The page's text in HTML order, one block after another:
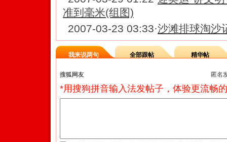
准到毫米(组图)
2007-03-23 03:33·沙滩排球淘沙
我来说两句 全部跟帖 精华帖
匿名
*用搜狗拼音输入法发帖子，体验更流畅